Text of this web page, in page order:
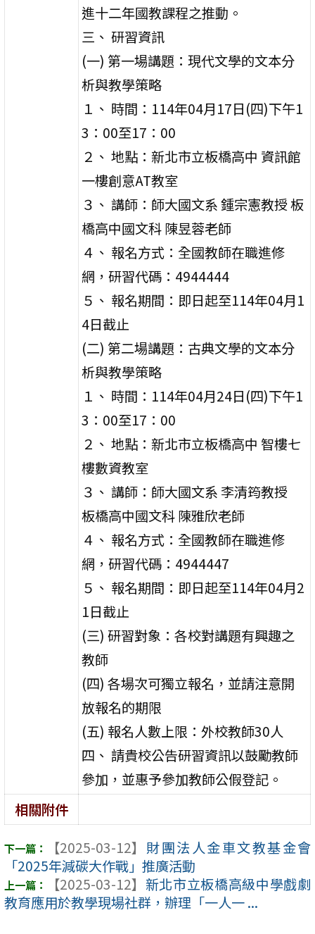
進十二年國教課程之推動。
三、 研習資訊
(一) 第一場講題：現代文學的文本分
析與教學策略
１、 時間：114年04月17日(四)下午1
3：00至17：00
２、 地點：新北市立板橋高中 資訊館
一樓創意AT教室
３、 講師：師大國文系 鍾宗憲教授 板
橋高中國文科 陳昱蓉老師
４、 報名方式：全國教師在職進修
網，研習代碼：4944444
５、 報名期間：即日起至114年04月1
4日截止
(二) 第二場講題：古典文學的文本分
析與教學策略
１、 時間：114年04月24日(四)下午1
3：00至17：00
２、 地點：新北市立板橋高中 智樓七
樓數資教室
３、 講師：師大國文系 李清筠教授
板橋高中國文科 陳雅欣老師
４、 報名方式：全國教師在職進修
網，研習代碼：4944447
５、 報名期間：即日起至114年04月2
1日截止
(三) 研習對象：各校對講題有興趣之
教師
(四) 各場次可獨立報名，並請注意開
放報名的期限
(五) 報名人數上限：外校教師30人
四、 請貴校公告研習資訊以鼓勵教師
參加，並惠予參加教師公假登記。
相關附件
【2025-03-12】 財團法人金車文教基金會
「2025年減碳大作戰」推廣活動
【2025-03-12】 新北市立板橋高級中學戲劇
教育應用於教學現場社群，辦理「一人一 ...